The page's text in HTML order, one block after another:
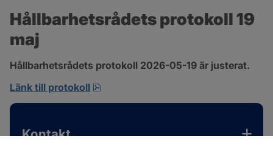
Hållbarhetsrådets protokoll 19
maj
Hållbarhetsrådets protokoll 2026-05-19 är justerat.
Länk till protokoll
Kontakt